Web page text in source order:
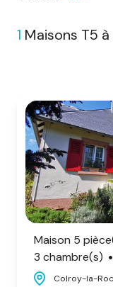
estimation
notre
d'honoraires
nous
contacter
1 Maisons T5
Maison 5
3 chambre(s)
Colroy-la-